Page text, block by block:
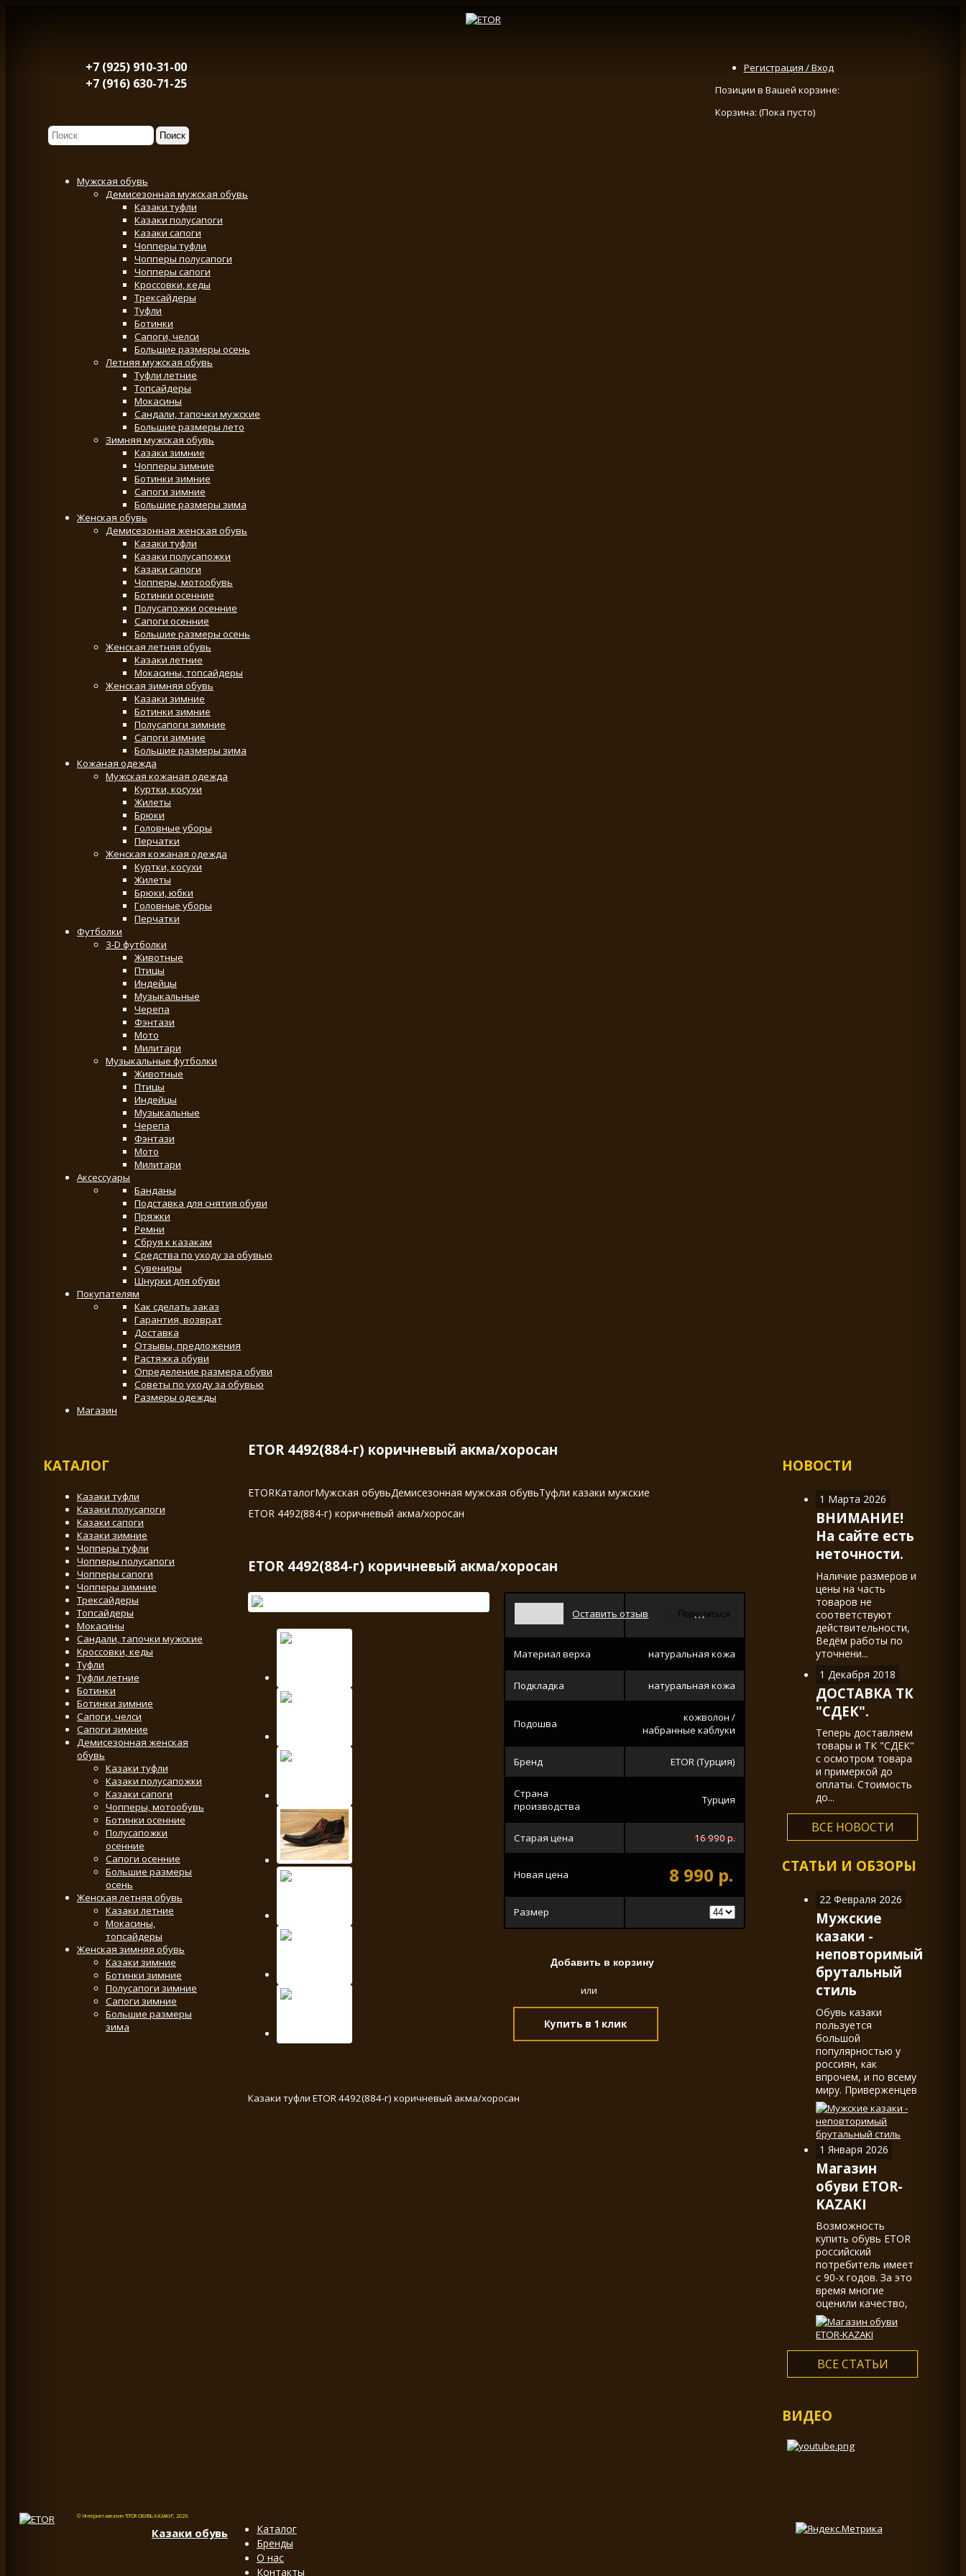
+7 (925) 910-31-00
+7 (916) 630-71-25
Регистрация / Вход
Позиции в Вашей корзине:
Корзина: (Пока пусто)
Мужская обувь
Демисезонная мужская обувь
Казаки туфли
Казаки полусапоги
Казаки сапоги
Чопперы туфли
Чопперы полусапоги
Чопперы сапоги
Кроссовки, кеды
Трексайдеры
Туфли
Ботинки
Сапоги, челси
Большие размеры осень
Летняя мужская обувь
Туфли летние
Топсайдеры
Мокасины
Сандали, тапочки мужские
Большие размеры лето
Зимняя мужская обувь
Казаки зимние
Чопперы зимние
Ботинки зимние
Сапоги зимние
Большие размеры зима
Женская обувь
Демисезонная женская обувь
Казаки туфли
Казаки полусапожки
Казаки сапоги
Чопперы, мотообувь
Ботинки осенние
Полусапожки осенние
Сапоги осенние
Большие размеры осень
Женская летняя обувь
Казаки летние
Мокасины, топсайдеры
Женская зимняя обувь
Казаки зимние
Ботинки зимние
Полусапоги зимние
Сапоги зимние
Большие размеры зима
Кожаная одежда
Мужская кожаная одежда
Куртки, косухи
Жилеты
Брюки
Головные уборы
Перчатки
Женская кожаная одежда
Куртки, косухи
Жилеты
Брюки, юбки
Головные уборы
Перчатки
Футболки
3-D футболки
Животные
Птицы
Индейцы
Музыкальные
Черепа
Фэнтази
Мото
Милитари
Музыкальные футболки
Животные
Птицы
Индейцы
Музыкальные
Черепа
Фэнтази
Мото
Милитари
Аксессуары
Банданы
Подставка для снятия обуви
Пряжки
Ремни
Сбруя к казакам
Средства по уходу за обувью
Сувениры
Шнурки для обуви
Покупателям
Как сделать заказ
Гарантия, возврат
Доставка
Отзывы, предложения
Растяжка обуви
Определение размера обуви
Советы по уходу за обувью
Размеры одежды
Магазин
КАТАЛОГ
Казаки туфли
Казаки полусапоги
Казаки сапоги
Казаки зимние
Чопперы туфли
Чопперы полусапоги
Чопперы сапоги
Чопперы зимние
Трексайдеры
Топсайдеры
Мокасины
Сандали, тапочки мужские
Кроссовки, кеды
Туфли
Туфли летние
Ботинки
Ботинки зимние
Сапоги, челси
Сапоги зимние
Демисезонная женская
обувь
Казаки туфли
Казаки полусапожки
Казаки сапоги
Чопперы, мотообувь
Ботинки осенние
Полусапожки
осенние
Сапоги осенние
Большие размеры
осень
Женская летняя обувь
Казаки летние
Мокасины,
топсайдеры
Женская зимняя обувь
Казаки зимние
Ботинки зимние
Полусапоги зимние
Сапоги зимние
Большие размеры
зима
ETOR 4492(884-г) коричневый акма/хоросан
ETORКаталогМужская обувьДемисезонная мужская обувьТуфли казаки мужские
ETOR 4492(884-г) коричневый акма/хоросан
ETOR 4492(884-г) коричневый акма/хоросан
Оставить отзыв
Материал верха натуральная кожа
Подкладка натуральная кожа
Подошва
кожволон /
набранные каблуки
Бренд ETOR (Турция)
Страна
производства
Турция
Старая цена 16 990 р.
Новая цена 8 990 р.
Размер
или
Купить в 1 клик
Казаки туфли ETOR 4492(884-г) коричневый акма/хоросан
НОВОСТИ
1 Марта 2026
ВНИМАНИЕ!
На сайте есть
неточности.
Наличие размеров и
цены на часть
товаров не
соответствуют
действительности,
Ведём работы по
уточнени...
1 Декабря 2018
ДОСТАВКА ТК
"СДЕК".
Теперь доставляем
товары и ТК "СДЕК"
с осмотром товара
и примеркой до
оплаты. Стоимость
до...
ВСЕ НОВОСТИ
СТАТЬИ И ОБЗОРЫ
22 Февраля 2026
Мужские
казаки -
неповторимый
брутальный
стиль
Обувь казаки
пользуется
большой
популярностью у
россиян, как
впрочем, и по всему
миру. Приверженцев
обуви в стиле
western, в наших
краях называемой
казаками,
действительно не
мало.
1 Января 2026
Магазин
обуви ETOR-
KAZAKI
Возможность
купить обувь ETOR
российский
потребитель имеет
с 90-х годов. За это
время многие
оценили качество,
долговечность,
большой выбор и
многообразие
ассортимента...
ВСЕ СТАТЬИ
ВИДЕО
© Интернет-магазин "ETOR ОБУВЬ КАЗАКИ", 2026.
Казаки обувь
Каталог
Бренды
О нас
Контакты